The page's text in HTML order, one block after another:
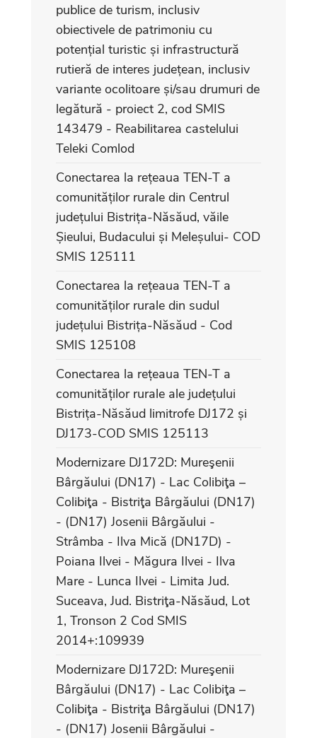
publice de turism, inclusiv
obiectivele de patrimoniu cu
potențial turistic și infrastructură
rutieră de interes județean, inclusiv
variante ocolitoare și/sau drumuri de
legătură - proiect 2, cod SMIS
143479 - Reabilitarea castelului
Teleki Comlod
Conectarea la rețeaua TEN-T a
comunităților rurale din Centrul
județului Bistrița-Năsăud, văile
Șieului, Budacului și Meleșului- COD
SMIS 125111
Conectarea la rețeaua TEN-T a
comunităților rurale din sudul
județului Bistrița-Năsăud - Cod
SMIS 125108
Conectarea la rețeaua TEN-T a
comunităților rurale ale județului
Bistrița-Năsăud limitrofe DJ172 și
DJ173-COD SMIS 125113
Modernizare DJ172D: Mureşenii
Bârgăului (DN17) - Lac Colibiţa –
Colibiţa - Bistriţa Bârgăului (DN17)
- (DN17) Josenii Bârgăului -
Strâmba - Ilva Mică (DN17D) -
Poiana Ilvei - Măgura Ilvei - Ilva
Mare - Lunca Ilvei - Limita Jud.
Suceava, Jud. Bistriţa-Năsăud, Lot
1, Tronson 2 Cod SMIS
2014+:109939
Modernizare DJ172D: Mureşenii
Bârgăului (DN17) - Lac Colibiţa –
Colibiţa - Bistriţa Bârgăului (DN17)
- (DN17) Josenii Bârgăului -